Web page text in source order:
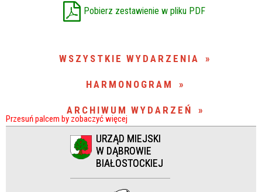
Pobierz zestawienie w pliku PDF
WSZYSTKIE WYDARZENIA
HARMONOGRAM
ARCHIWUM WYDARZEŃ
URZĄD MIEJSKI
W DĄBROWIE
BIAŁOSTOCKIEJ